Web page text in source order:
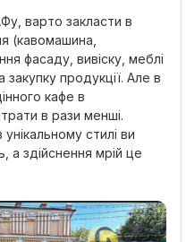
варто закласти в
(кавомашина,
фасаду, вивіску, меблі
продукції. Але в
кафе в
в рази менші.
стилі ви
а здійснення мрій це